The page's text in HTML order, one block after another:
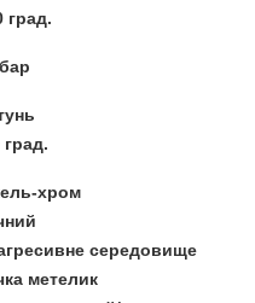
град.
град.
хром
середовище
метелик